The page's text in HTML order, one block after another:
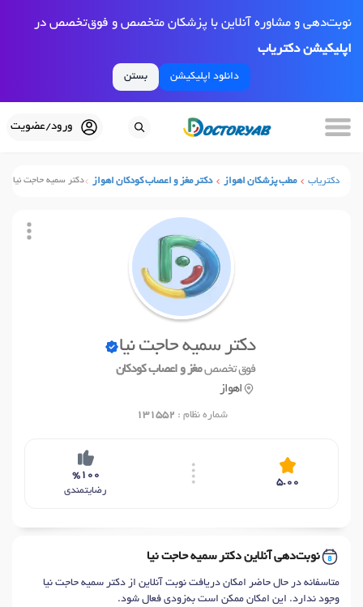
نوبت‌دهی و مشاوره آنلاین با پزشکان متخصص و فوق‌تخصص در
اپلیکیشن دکتریاب
دانلود اپلیکیشن بستن
ورود/عضویت
دکتریاب مطب پزشکان اهواز دکتر مغز و اعصاب کودکان اهواز دکتر سمیه حاجت نیا
دکتر سمیه حاجت نیا
فوق تخصصمغز و اعصاب کودکان
اهواز
شماره نظام : 131552
5.00
%100
رضایتمندی
نوبت‌دهی آنلاین دکتر سمیه حاجت نیا
متاسفانه در حال حاضر امکان دریافت نوبت آنلاین از دکتر سمیه حاجت نیا
وجود ندارد. این امکان ممکن است به‌زودی فعال شود.